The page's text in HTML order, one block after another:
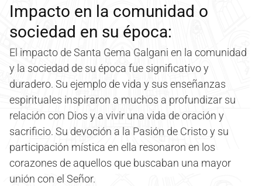
Impacto en la comunidad o
sociedad en su época:
El impacto de Santa Gema Galgani en la comunidad
y la sociedad de su época fue significativo y
duradero. Su ejemplo de vida y sus enseñanzas
espirituales inspiraron a muchos a profundizar su
relación con Dios y a vivir una vida de oración y
sacrificio. Su devoción a la Pasión de Cristo y su
participación mística en ella resonaron en los
corazones de aquellos que buscaban una mayor
unión con el Señor.